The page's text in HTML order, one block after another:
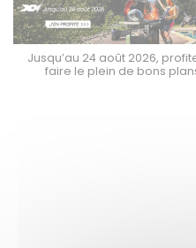
Jusqu’au 24 août 2026,
faire le plein de bons